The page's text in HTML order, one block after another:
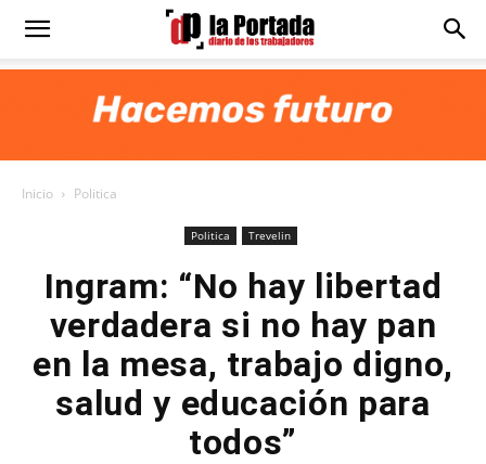
Diario
Inicio Politica
Politica Trevelin
Ingram: “No hay libertad
verdadera si no hay pan
en la mesa, trabajo digno,
salud y educación para
todos”